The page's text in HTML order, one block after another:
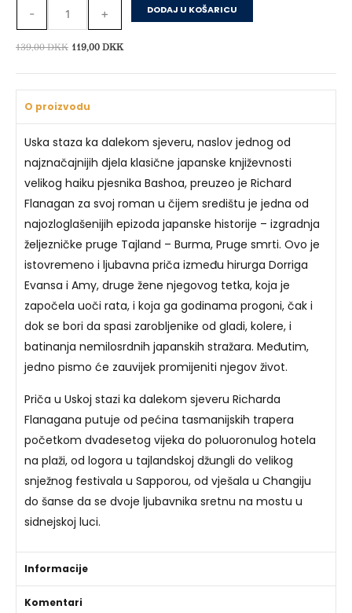
-
sjeveru
+ DODAJ U KOŠARICU
139,00DKK Izvorna
119,00 DKKTrenutna
O proizvodu
Uska staza ka dalekom sjeveru, naslov jednog od
najznačajnijih djela klasične japanske književnosti
velikog haiku pjesnika Bashoa, preuzeo je Richard
Flanagan za svoj roman u čijem središtu je jedna od
najozloglašenijih epizoda japanske historije – izgradnja
željezničke pruge Tajland – Burma, Pruge smrti. Ovo je
istovremeno i ljubavna priča između hirurga Dorriga
Evansa i Amy, druge žene njegovog tetka, koja je
započela uoči rata, i koja ga godinama progoni, čak i
dok se bori da spasi zarobljenike od gladi, kolere, i
batinanja nemilosrdnih japanskih stražara. Međutim,
jedno pismo će zauvijek promijeniti njegov život.
Priča u Uskoj stazi ka dalekom sjeveru Richarda
Flanagana putuje od pećina tasmanijskih trapera
početkom dvadesetog vijeka do poluoronulog hotela
na plaži, od logora u tajlandskoj džungli do velikog
snježnog festivala u Sapporou, od vješala u Changiju
do šanse da se dvoje ljubavnika sretnu na mostu u
sidnejskoj luci.
Informacije
Komentari